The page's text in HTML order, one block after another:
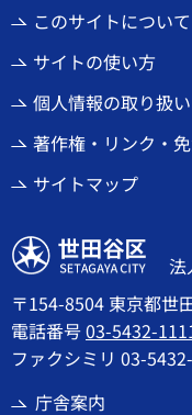
このサイトについて
サイトの使い方
個人情報の取り扱い
著作権・リンク・
サイトマップ
世田谷区
法
〒154-8504 東京都世
電話番号03-5432-
ファクシミリ 03-
庁舎案内